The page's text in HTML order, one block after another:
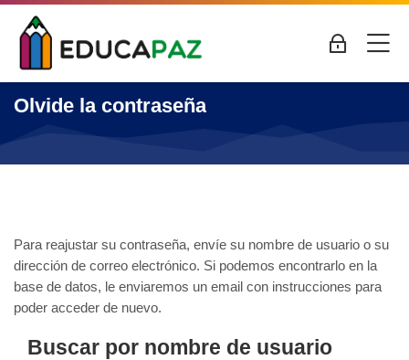
Skip to navigation
Skip to login form
Saltar al contenido principal
Skip to accessibility options
Skip to footer
Skip accessibility options
Acceder
Olvide la contraseña
Para reajustar su contraseña, envíe su nombre de usuario o su
dirección de correo electrónico. Si podemos encontrarlo en la
base de datos, le enviaremos un email con instrucciones para
poder acceder de nuevo.
Buscar por nombre de usuario